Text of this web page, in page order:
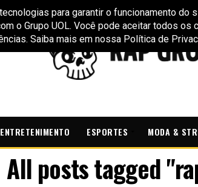
ENTRETENIMENTO ESPORTES MODA &
All posts tagged